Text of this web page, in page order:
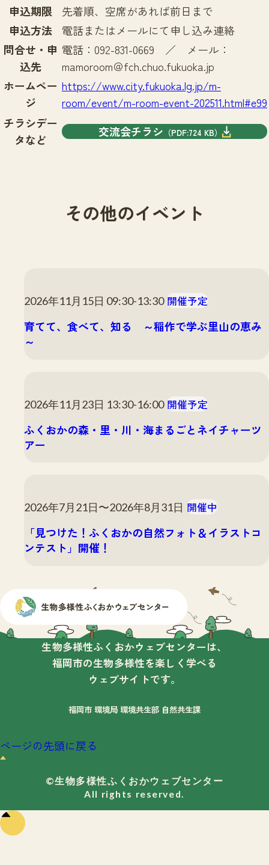
申込期限
先着順、空席があれば前日まで
申込方法
電話またはメールにて申し込み連絡
問合せ・申
込先
電話：092-831-0669 ／ メール：
mamoroom＠fch.chuo.fukuoka.jp
ホームペー
ジ
https://www.city.fukuoka.lg.jp/m-
room/event/m-room-event-202511.html#e99
チラシデー
タなど
交流会チラシ （PDF:724 KB）
その他のイベント
2026年11月15日 09:30-13:30 開催予定
育てて、食べて、知る ～稲作で学ぶ里山の恵み
～
2026年11月23日 13:30-16:00 開催予定
ふくおかの森・里・川・海まるごとネイチャーツ
アー
2026年7月21日〜2026年8月31日 開催中
「見つけた！ふくおかの自然フォト＆イラストコ
ンテスト」開催！
生物多様性ふくおかウェブセンターは、
福岡市の生物多様性を楽しく学べる
ウェブサイトです。
福岡市 環境局 環境共生部 自然共生課
ページの先頭に戻る
©生物多様性ふくおかウェブセンター
All rights reserved.
ペー
ジの